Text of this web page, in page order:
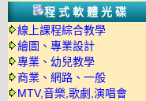
程式軟體光碟
線上課程綜合教學
繪圖、專業設計
專業、幼兒教學
商業、網路、一般
MTV,音樂,歌劇,演唱會